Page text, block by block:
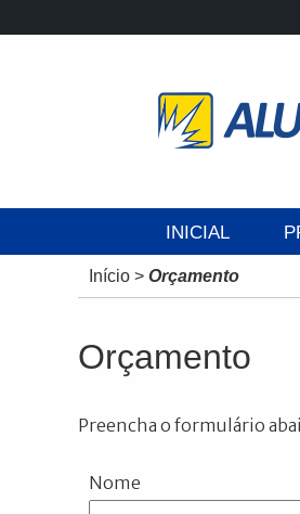
INICIAL
Início > Orçamento
Orçamento
Preencha o formulário
Nome